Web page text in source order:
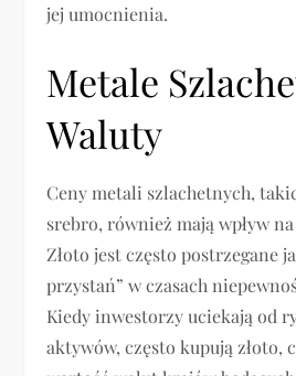
jej umocnienia.
Metale
Waluty
Ceny metali szlachetnych,
srebro, również mają wpływ
Złoto jest często postrzegane
przystań” w czasach
Kiedy inwestorzy uciekają od
aktywów, często kupują złoto,